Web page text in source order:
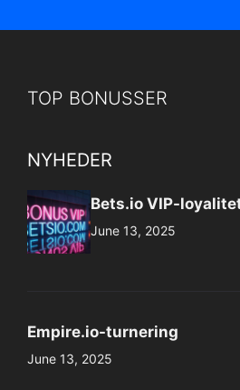
TOP BONUSSER
NYHEDER
Bets.io VIP-
June 13, 2025
Empire.io-turnering
June 13, 2025